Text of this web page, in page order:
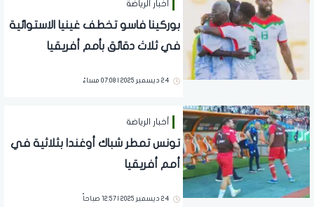
أخبار الرياضة
بوركينا فاسو تخطف غينيا الاستوائية
في ثلاث دقائق بأمم أفريقيا
24 ديسمبر 2025 | 07:08 مساءً
أخبار الرياضة
تونس تمطر شباك أوغندا بثلاثية في
أمم أفريقيا
24 ديسمبر 2025 | 12:57 صباحاً